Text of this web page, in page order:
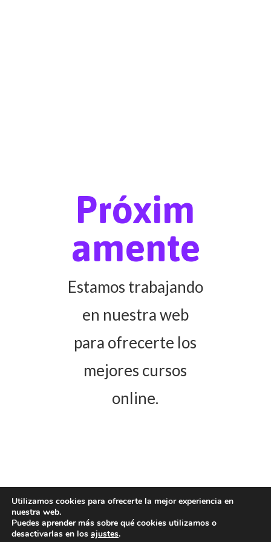
Próxim
amente
Estamos trabajando
en nuestra web
para ofrecerte los
mejores cursos
online.
Utilizamos cookies para ofrecerte la mejor experiencia en
nuestra web.
Puedes aprender más sobre qué cookies utilizamos o
desactivarlas en los ajustes.